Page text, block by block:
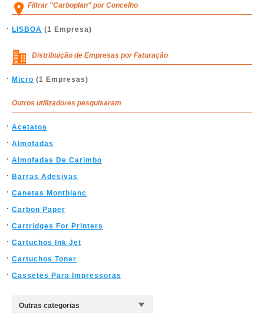
Filtrar "Carboplan" por Concelho
LISBOA (1 Empresa)
Distribuição de Empresas por Faturação
Micro (1 Empresas)
Outros utilizadores pesquisaram
Acetatos
Almofadas
Almofadas De Carimbo
Barras Adesivas
Canetas Montblanc
Carbon Paper
Cartridges For Printers
Cartuchos Ink Jet
Cartuchos Toner
Cassetes Para Impressoras